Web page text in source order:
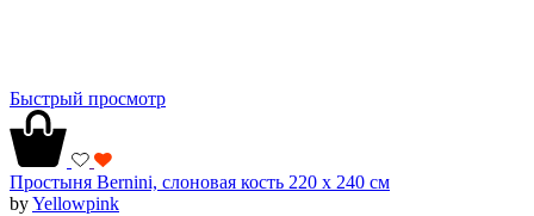
Быстрый просмотр
Простыня Bernini, слоновая кость 220 х 240 см
byYellowpink